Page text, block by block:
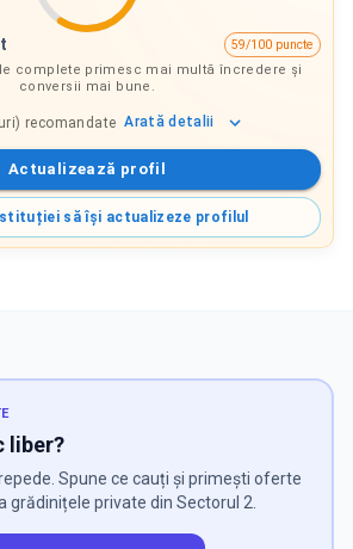
59/100 puncte
complete primesc mai multă încredere și
conversii mai bune.
recomandate Arată detalii
Actualizează profil
să își actualizeze profilul
liber?
Spune ce cauți și primești oferte
grădinițele private din Sectorul 2.